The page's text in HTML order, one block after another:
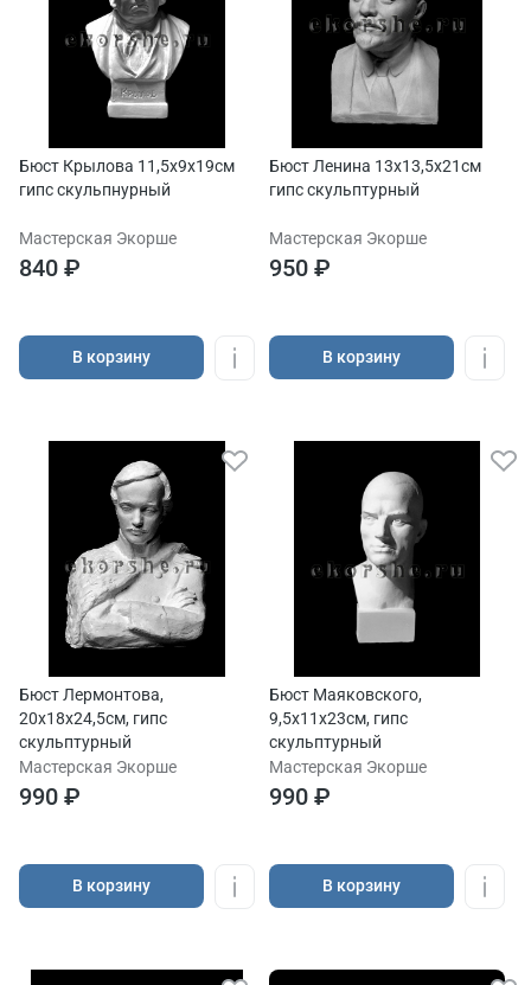
Бюст Крылова 11,5х9х19см
гипс скульпнурный
Мастерская Экорше
840 ₽
В корзину
Бюст Ленина 13х13,5х21см
гипс скульптурный
Мастерская Экорше
950 ₽
В корзину
Бюст Лермонтова,
20х18х24,5см, гипс
скульптурный
Мастерская Экорше
990 ₽
В корзину
Бюст Маяковского,
9,5х11х23см, гипс
скульптурный
Мастерская Экорше
990 ₽
В корзину